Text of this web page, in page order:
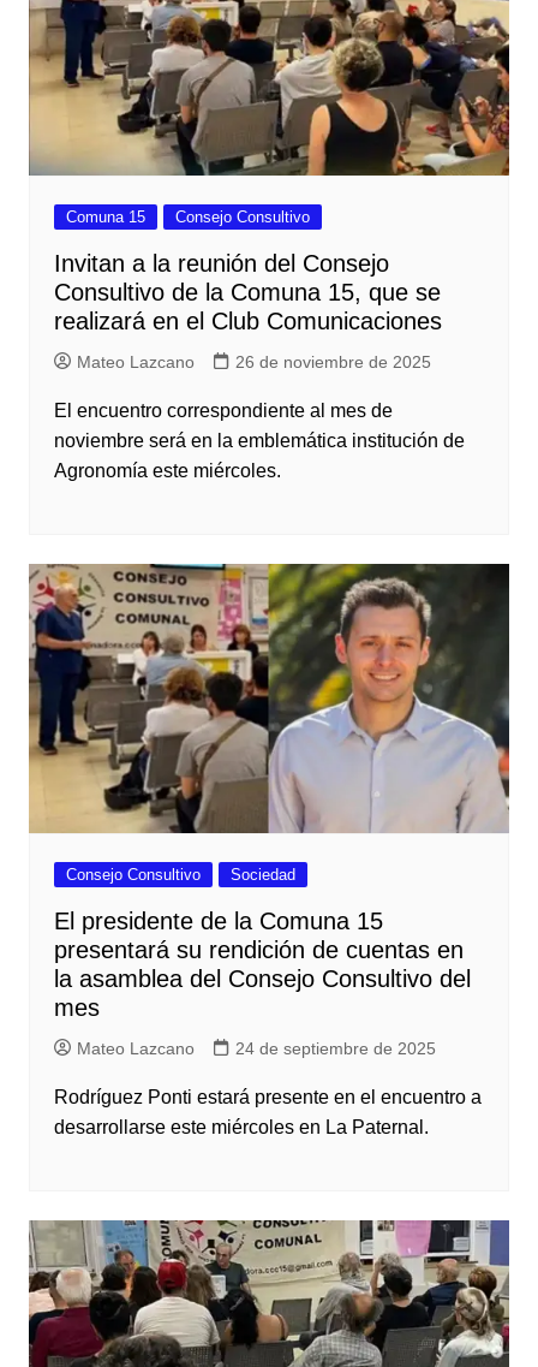
Comuna 15 Consejo Consultivo
Invitan a la reunión del Consejo
Consultivo de la Comuna 15, que se
realizará en el Club Comunicaciones
Mateo Lazcano 26 de noviembre de 2025
El encuentro correspondiente al mes de
noviembre será en la emblemática institución de
Agronomía este miércoles.
Consejo Consultivo Sociedad
El presidente de la Comuna 15
presentará su rendición de cuentas en
la asamblea del Consejo Consultivo del
mes
Mateo Lazcano 24 de septiembre de 2025
Rodríguez Ponti estará presente en el encuentro a
desarrollarse este miércoles en La Paternal.